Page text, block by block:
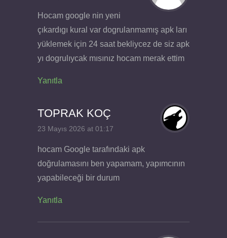
Hocam google nin yeni
çıkardıgı kural var dogrulanmamış apk ları
yüklemek için 24 saat bekliycez de siz apk
yı dogrulıycak mısınız hocam merak ettim
Yanıtla
TOPRAK KOÇ
23 Mayıs 2026 at 01:17
hocam Google tarafındaki apk
doğrulamasını ben yapamam, yapımcının
yapabileceği bir durum
Yanıtla